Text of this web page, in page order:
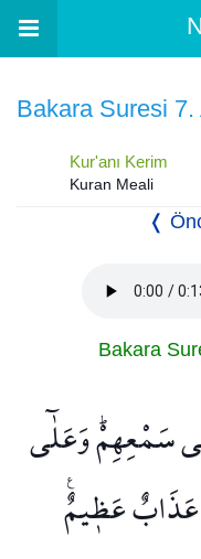
Bakara Suresi
Kur'anı Kerim
Kuran Meali
❬
Bakara
سَمْعِهِمْۜ وَعَلٰٓى
عَذَابٌ عَظ۪يمٌ۟